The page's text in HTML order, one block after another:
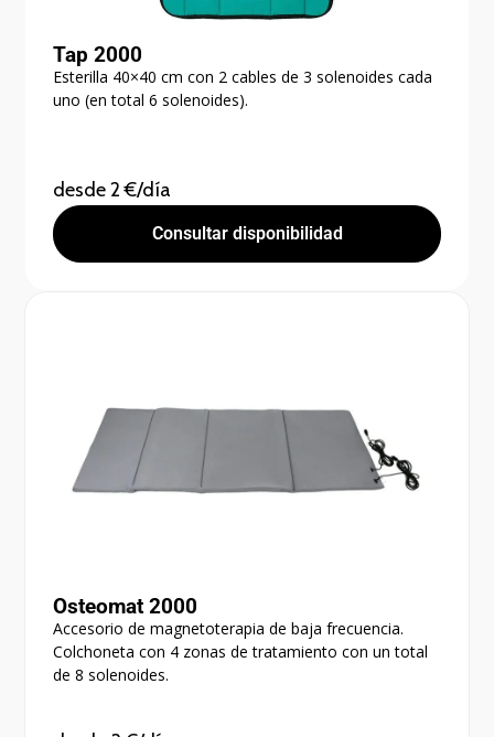
Tap 2000
Esterilla 40×40 cm con 2 cables de 3 solenoides cada
uno (en total 6 solenoides).
desde 2 €/día
Consultar disponibilidad
Osteomat 2000
Accesorio de magnetoterapia de baja frecuencia.
Colchoneta con 4 zonas de tratamiento con un total
de 8 solenoides.